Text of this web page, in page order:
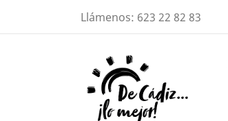
Llámenos: 623 22 82 83